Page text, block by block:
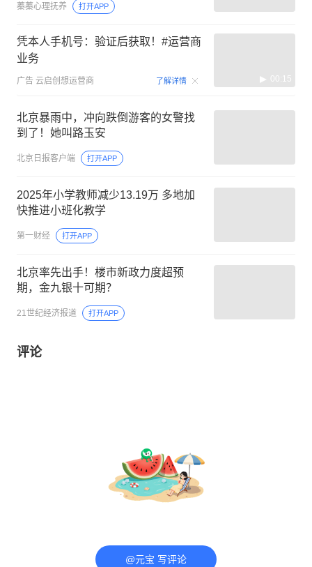
蓁蓁心理抚养 打开APP
凭本人手机号：验证后获取！#运营商
业务
广告 云启创想运营商 了解详情 00:15
北京暴雨中，冲向跌倒游客的女警找
到了！她叫路玉安
北京日报客户端 打开APP
2025年小学教师减少13.19万 多地加
快推进小班化教学
第一财经 打开APP
北京率先出手！楼市新政力度超预
期，金九银十可期？
21世纪经济报道 打开APP
评论
@元宝 写评论